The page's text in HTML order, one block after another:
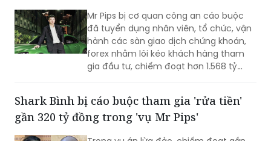
Mr Pips bị cơ quan công an cáo buộc
đã tuyển dụng nhân viên, tổ chức, vận
hành các sàn giao dịch chứng khoán,
forex nhằm lôi kéo khách hàng tham
gia đầu tư, chiếm đoạt hơn 1.568 tỷ
Shark Bình bị cáo buộc tham gia 'rửa tiền'
gần 320 tỷ đồng trong 'vụ Mr Pips'